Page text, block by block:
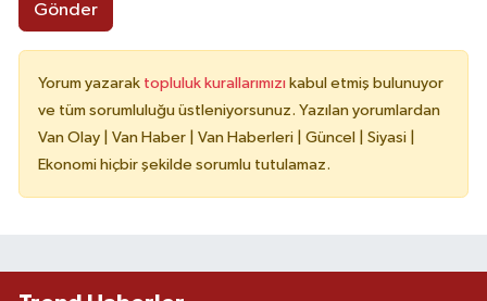
Gönder
Yorum yazarak topluluk kurallarımızı kabul etmiş bulunuyor
ve tüm sorumluluğu üstleniyorsunuz. Yazılan yorumlardan
Van Olay | Van Haber | Van Haberleri | Güncel | Siyasi |
Ekonomi hiçbir şekilde sorumlu tutulamaz.